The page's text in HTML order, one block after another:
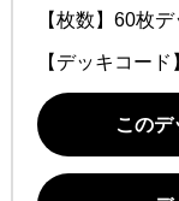
【枚数】60枚デ
【デッキコード
このデ